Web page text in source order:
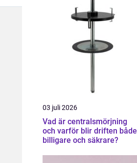
03 juli 2026
Vad är centralsmörjning
och varför blir driften både
billigare och säkrare?